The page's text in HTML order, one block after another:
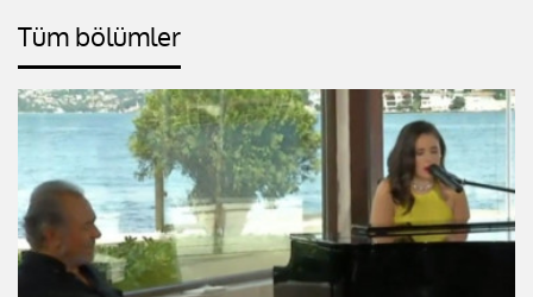
Tüm bölümler